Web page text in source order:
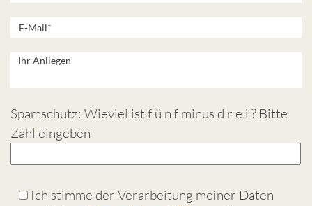
Spamschutz: Wieviel ist f ü n f minus d r e i ? Bitte
Zahl eingeben
Ich stimme der Verarbeitung meiner Daten